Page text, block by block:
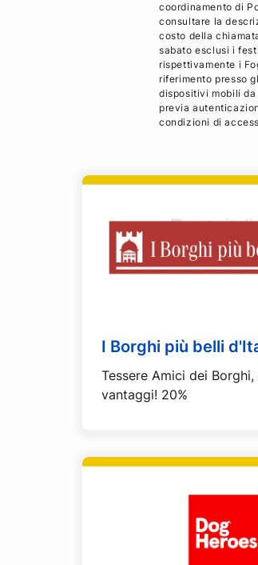
coordinamento di
consultare la
costo della
sabato esclusi i
rispettivamente i
riferimento presso
dispositivi mobili da
previa
condizioni di
I Borghi più belli
Tessere Amici dei
vantaggi! 20%